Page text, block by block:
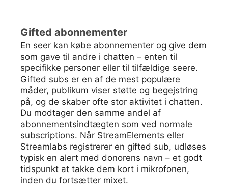
Gifted abonnementer
En seer kan købe abonnementer og give dem
som gave til andre i chatten – enten til
specifikke personer eller til tilfældige seere.
Gifted subs er en af de mest populære
måder, publikum viser støtte og begejstring
på, og de skaber ofte stor aktivitet i chatten.
Du modtager den samme andel af
abonnementsindtægten som ved normale
subscriptions. Når StreamElements eller
Streamlabs registrerer en gifted sub, udløses
typisk en alert med donorens navn – et godt
tidspunkt at takke dem kort i mikrofonen,
inden du fortsætter mixet.